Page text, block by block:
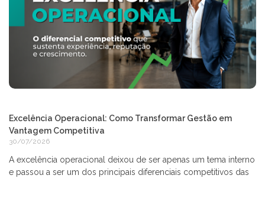
Excelência Operacional: Como Transformar Gestão em
Vantagem Competitiva
30/07/2026
A excelência operacional deixou de ser apenas um tema interno
e passou a ser um dos principais diferenciais competitivos das